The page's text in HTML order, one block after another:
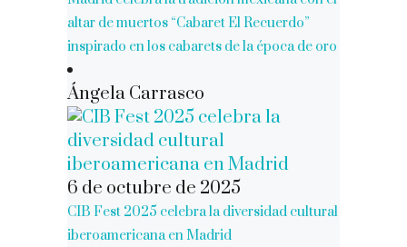
altar de muertos “Cabaret El Recuerdo”
inspirado en los cabarets de la época de oro
Ángela Carrasco
6 de octubre de 2025
CIB Fest 2025 celebra la diversidad cultural
iberoamericana en Madrid